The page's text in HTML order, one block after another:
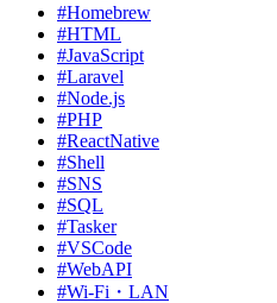
#Homebrew
#HTML
#JavaScript
#Laravel
#Node.js
#PHP
#ReactNative
#Shell
#SNS
#SQL
#Tasker
#VSCode
#WebAPI
#Wi-Fi・LAN